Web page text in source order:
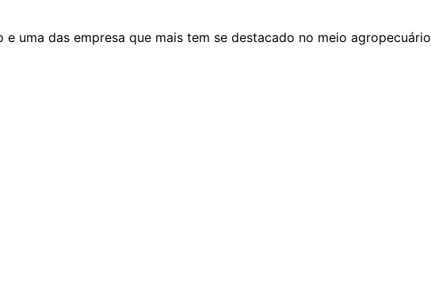
uma das empresa que mais tem se destacado no meio agropecuário